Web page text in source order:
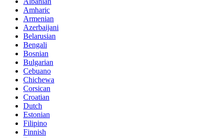
Amharic
Armenian
Azerbaijani
Belarusian
Bengali
Bosnian
Bulgarian
Cebuano
Chichewa
Corsican
Croatian
Dutch
Estonian
Filipino
Finnish